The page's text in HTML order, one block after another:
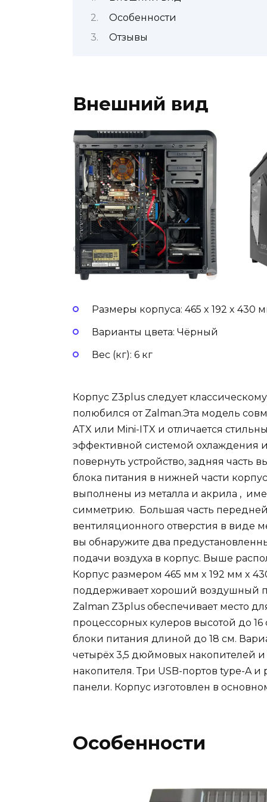
Особенности
Отзывы
Внешний вид
Размеры корпуса: 465 x 192 x 430
Варианты цвета: Чёрный
Вес (кг): 6 кг
Корпус Z3plus следует
полюбился от Zalman.Эта модель
ATX или Mini-ITX и отличается
эффективной системой охлаждения
повернуть устройство, задняя часть
блока питания в нижней части
выполнены из металла и акрила ,
симметрию. Большая часть
вентиляционного отверстия в виде
вы обнаружите два
подачи воздуха в корпус. Выше
Корпус размером 465 мм x 192 мм x
поддерживает хороший воздушный
Zalman Z3plus обеспечивает место
процессорных кулеров высотой до
блоки питания длиной до 18 см.
четырёх 3,5 дюймовых накопителей
накопителя. Три USB-портов type-A
панели. Корпус изготовлен в
Особенности